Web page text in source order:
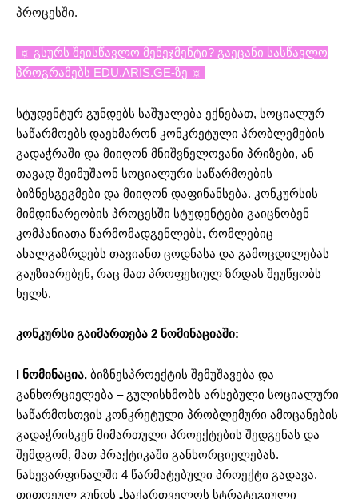
პროცესში.
☼ გსურს შეისწავლო მენეჯმენტი? გაეცანი სასწავლო
პროგრამებს EDU.ARIS.GE-ზე ☼
სტუდენტურ გუნდებს საშუალება ექნებათ, სოციალურ
საწარმოებს დაეხმარონ კონკრეტული პრობლემების
გადაჭრაში და მიიღონ მნიშვნელოვანი პრიზები, ან
თავად შეიმუშაონ სოციალური საწარმოების
ბიზნესგეგმები და მიიღონ დაფინანსება. კონკურსის
მიმდინარეობის პროცესში სტუდენტები გაიცნობენ
კომპანიათა წარმომადგენლებს, რომლებიც
ახალგაზრდებს თავიანთ ცოდნასა და გამოცდილებას
გაუზიარებენ, რაც მათ პროფესიულ ზრდას შეუწყობს
ხელს.
კონკურსი გაიმართება 2 ნომინაციაში:
I ნომინაცია, ბიზნესპროექტის შემუშავება და
განხორციელება – გულისხმობს არსებული სოციალური
საწარმოსთვის კონკრეტული პრობლემური ამოცანების
გადაჭრისკენ მიმართული პროექტების შედგენას და
შემდგომ, მათ პრაქტიკაში განხორციელებას.
ნახევარფინალში 4 წარმატებული პროექტი გადავა.
თითოეულ გუნდს „საქართველოს სტრატეგიული